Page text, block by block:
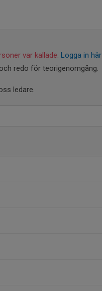
var kallade. Logga in här
redo för teorigenomgång.
ledare.